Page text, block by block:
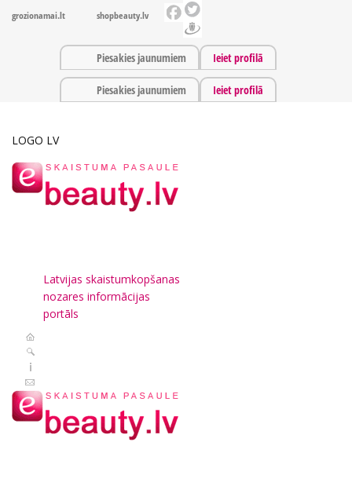
grozionamai.lt shopbeauty.lv
Piesakies jaunumiem Ieiet profilā
Piesakies jaunumiem Ieiet profilā
LOGO LV
Latvijas skaistumkopšanas
nozares informācijas
portāls